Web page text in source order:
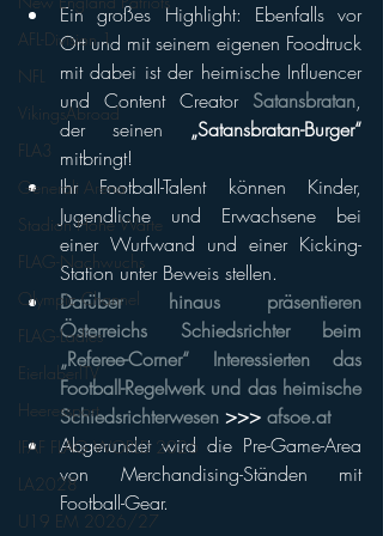
AFL-Division 1
NFL
VikingsAbroad
FLA3
Generali Arena
Stadion Hohe Warte
FLAG-Nachwuchs
Olympic Channel
FLAG-Ladies
EierlaberlTV
Heeressport
IFAF FLAG WORLD 2026
LA2028
U19 EM 2026/27
Ein großes Highlight: Ebenfalls vor
Ort und mit seinem eigenen Foodtruck
mit dabei ist der heimische Influencer
und Content Creator Satansbratan,
der seinen „Satansbratan-Burger“
mitbringt!
Ihr Football-Talent können Kinder,
Jugendliche und Erwachsene bei
einer Wurfwand und einer Kicking-
Station unter Beweis stellen.
Darüber hinaus präsentieren
Österreichs Schiedsrichter beim
„Referee-Corner“ Interessierten das
Football-Regelwerk und das heimische
Schiedsrichterwesen >>> afsoe.at
Abgerundet wird die Pre-Game-Area
von Merchandising-Ständen mit
Football-Gear.